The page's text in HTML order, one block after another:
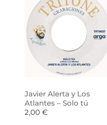
Javier Alerta y Los
Atlantes – Solo tú
2,00 €